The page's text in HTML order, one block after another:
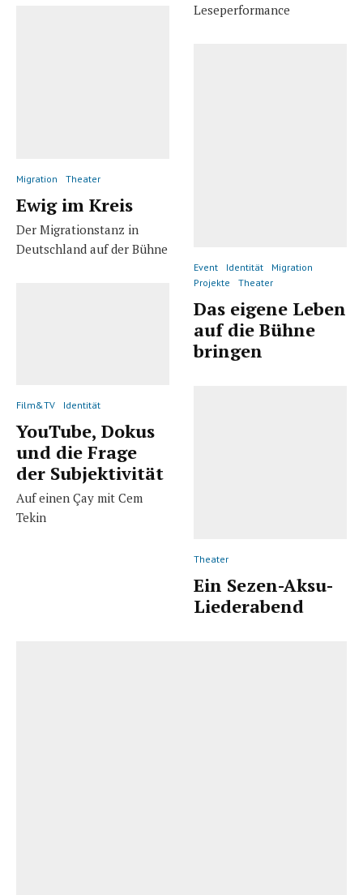
Migration Theater
Ewig im Kreis
Der Migrationstanz in
Deutschland auf der Bühne
Film&TV Identität
YouTube, Dokus
und die Frage
der Subjektivität
Auf einen Çay mit Cem
Tekin
Leseperformance
Event Identität
Migration
Projekte
Theater
Das eigene Leben
auf die Bühne
bringen
Theater
Ein Sezen-Aksu-
Liederabend